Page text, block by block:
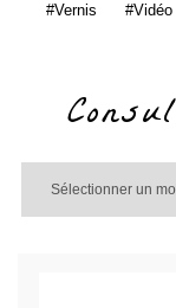
Vernis Vidéo